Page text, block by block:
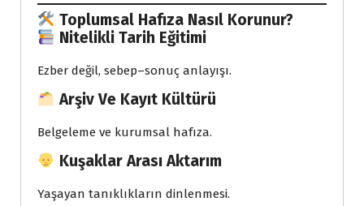
Toplumsal Hafıza Nasıl Korunur?
Nitelikli Tarih Eğitimi
Ezber değil, sebep–sonuç anlayışı.
Arşiv Ve Kayıt Kültürü
Belgeleme ve kurumsal hafıza.
Kuşaklar Arası Aktarım
Yaşayan tanıklıkların dinlenmesi.